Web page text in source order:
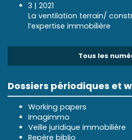
3 | 2021
La ventilation terrain/
l’expertise immobilière
Tous les
Dossiers périodiques et
Working papers
Imagimmo
Veille juridique immobilière
Repère biblio